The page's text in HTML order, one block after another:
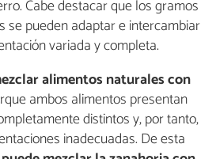
Cabe destacar que los gramos
se pueden adaptar e intercambiar
variada y completa.
alimentos naturales con
ambos alimentos presentan
distintos y, por tanto,
inadecuadas. De esta